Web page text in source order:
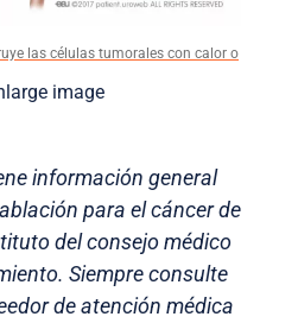
las células tumorales con calor o
image
información general
para el cáncer de
del consejo médico
Siempre consulte
de atención médica